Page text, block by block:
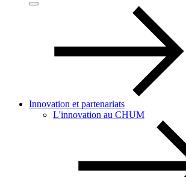
Innovation et partenariats
L'innovation au CHUM